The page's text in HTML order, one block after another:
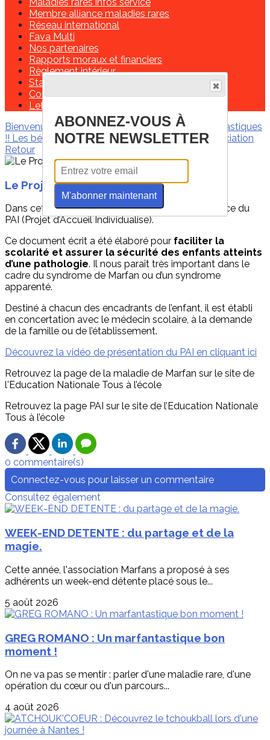
Membre alliance maladies rares
Réseau international
Fava Multi
Nos partenaires
Rapports moraux et financiers
Règlement intérieur
Statuts de l'association
Contactez-nous!
Lettre de missions d'un délégué régional
Bienvenue Les infos de ces derniers mois
Marfantastiques
!! Les bénévolesContactez-nous !
Soutenir l'association
Retour
Le Projet d'Accueil Individualisé (PAI)
Dans cette vidéo, Sophie nous parle de l’importance du
PAI (Projet d’Accueil Individualisé).
Ce document écrit a été élaboré pour faciliter la
scolarité et assurer la sécurité des enfants atteints
d’une pathologie. Il nous paraît très important dans le
cadre du syndrome de Marfan ou d’un syndrome
apparenté.
Destiné à chacun des encadrants de l’enfant, il est établi
en concertation avec le médecin scolaire, à la demande
de la famille ou de l’établissement.
Découvrez la vidéo de présentation du PAI en cliquant ici
Retrouvez la page de la maladie de Marfan sur le site de
l'Education Nationale Tous à l’école
Retrouvez la page PAI sur le site de l’Education Nationale
Tous à l’école
0 commentaire(s)
Connectez-vous pour laisser un commentaire
Consultez également
WEEK-END DETENTE : du partage et de la
magie.
Cette année, l'association Marfans a proposé à ses
adhérents un week-end détente placé sous le...
5 août 2026
GREG ROMANO : Un marfantastique bon
moment !
On ne va pas se mentir : parler d'une maladie rare, d'une
opération du cœur ou d'un parcours...
4 août 2026
ABONNEZ-VOUS À
NOTRE NEWSLETTER
M'abonner maintenant